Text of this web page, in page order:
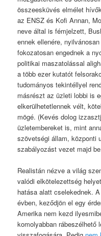
összeesküvés elmélet
az ENSZ és Kofi Annan,
neve által is fémjelzett,
ennek ellenére,
fokozatosan engednek a
politikai maszatolással
a több ezer kutatót
tudományos tekintéllyel
másrészt az üzleti lobbi is
elkerülhetetlennek vélt,
mögé. (Kevés dolog
üzletembereket is, mint
szövetségi állam, központi
szabályozást vezet majd
Realistán nézve a világ
valódi elkötelezettség
hatása alatt cselekednek.
évben, keződjön el egy
Amerika nem kezd
komolyabban rábeszélhető